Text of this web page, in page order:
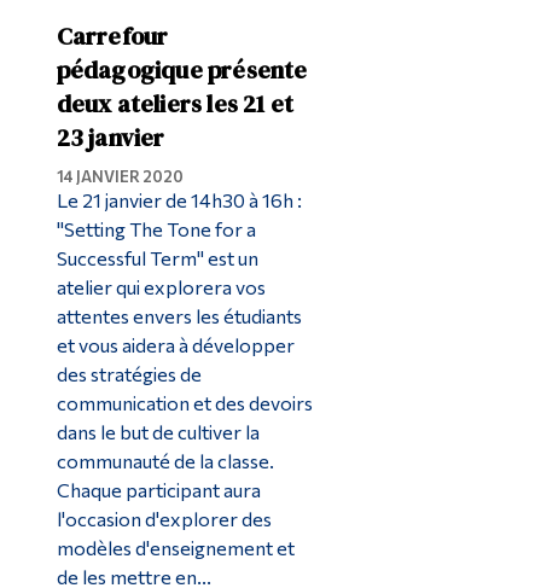
Carrefour
pédagogique présente
deux ateliers les 21 et
23 janvier
14 JANVIER 2020
Le 21 janvier de 14h30 à 16h :
"Setting The Tone for a
Successful Term" est un
atelier qui explorera vos
attentes envers les étudiants
et vous aidera à développer
des stratégies de
communication et des devoirs
dans le but de cultiver la
communauté de la classe.
Chaque participant aura
l'occasion d'explorer des
modèles d'enseignement et
de les mettre en...